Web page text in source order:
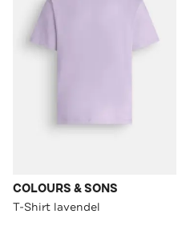
COLOURS & SONS
T-Shirt lavendel